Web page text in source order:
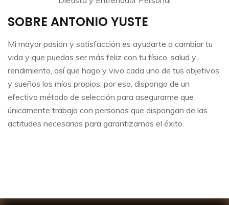
​SOBRE ANTONIO YUSTE
Mi mayor pasión y satisfacción es ayudarte a cambiar tu
vida y que puedas ser más feliz con tu físico, salud y
rendimiento, así que hago y vivo cada uno de tus objetivos
y sueños los míos propios, por eso, dispongo de un
efectivo método de selección para asegurarme que
únicamente trabajo con personas que dispongan de las
actitudes necesarias para garantizarnos el éxito.